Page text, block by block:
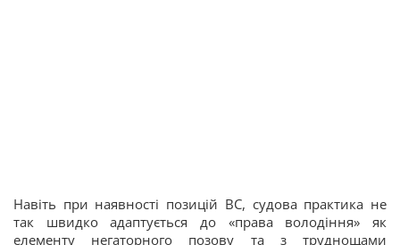
Навіть при наявності позицій ВС, судова практика не
так швидко адаптується до «права володіння» як
елементу негаторного позову та з труднощами